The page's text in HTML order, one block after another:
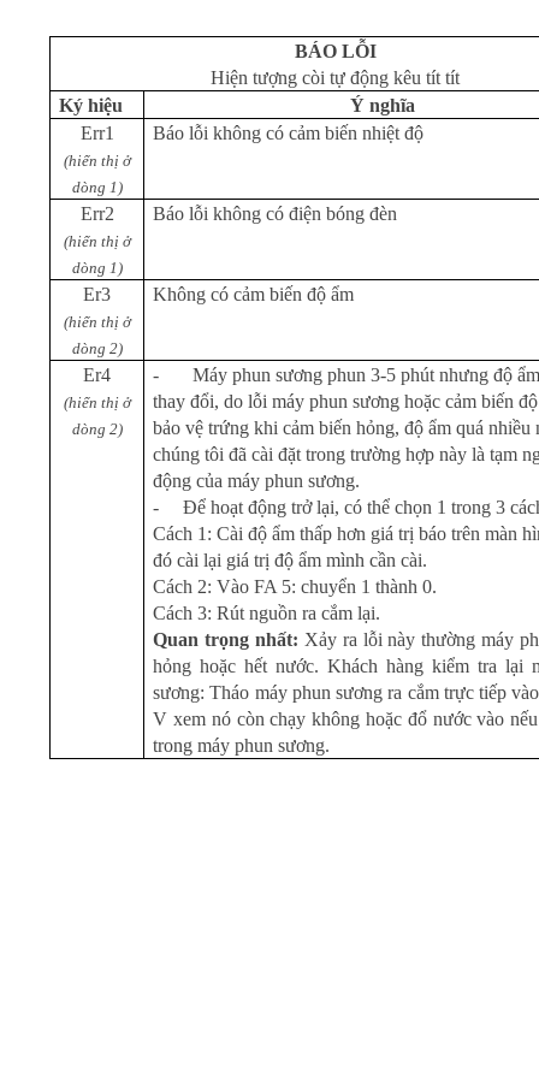
BÁO LỖI
Hiện tượng còi tự động kêu tít tít
Ký hiệu
Ý nghĩa
Err1
(hiển thị ở
dòng 1)
Báo lỗi không có cảm biến nhiệt độ
Err2
(hiển thị ở
dòng 1)
Báo lỗi không có điện bóng đèn
Er3
(hiển thị ở
dòng 2)
Không có cảm biến độ ẩm
Er4
(hiển thị ở
dòng 2)
-
Máy phun sương phun 3-5 phút nhưng độ
thay đổi, do lỗi máy phun sương hoặc cảm biến
bảo vệ trứng khi cảm biến hỏng, độ ẩm quá nhiều
chúng tôi đã cài đặt trong trường hợp này là tạm
động của máy phun sương.
-
Để hoạt động trở lại, có thể chọn 1 trong 3
Cách 1: Cài độ ẩm thấp hơn giá trị báo trên màn
đó cài lại giá trị độ ẩm mình cần cài.
Cách 2: Vào FA 5: chuyển 1 thành 0.
Cách 3: Rút nguồn ra cắm lại.
Quan trọng nhất: Xảy ra lỗi này thường máy
hỏng hoặc hết nước. Khách hàng kiểm tra lại
sương: Tháo máy phun sương ra cắm trực tiếp
V xem nó còn chạy không hoặc đổ nước vào
trong máy phun sương.